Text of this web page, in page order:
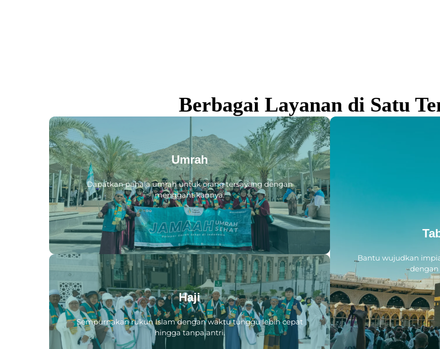
Berbagai Layanan di Satu
Umrah
Dapatkan pahala umrah untuk orang tersayang dengan
menggantikannya.
Haji
Sempurnakan rukun Islam dengan waktu tunggu lebih cepat
hingga tanpa antri.
Bantu wujudkan
dengan